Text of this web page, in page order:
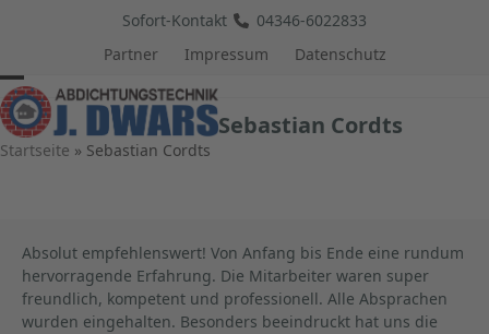
Sofort-Kontakt
04346-6022833
Partner
Impressum Datenschutz
Open
mobile
Close
mobile
Sebastian Cordts
Startseite » Sebastian Cordts
Absolut empfehlenswert! Von Anfang bis Ende eine rundum
hervorragende Erfahrung. Die Mitarbeiter waren super
freundlich, kompetent und professionell. Alle Absprachen
wurden eingehalten. Besonders beeindruckt hat uns die